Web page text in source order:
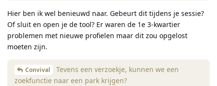
Hier ben ik wel benieuwd naar. Gebeurt dit tijdens je sessie?
Of sluit en open je de tool? Er waren de 1e 3-kwartier
problemen met nieuwe profielen maar dit zou opgelost
moeten zijn.
Convival
Tevens een verzoekje, kunnen we een
zoekfunctie naar een park krijgen?